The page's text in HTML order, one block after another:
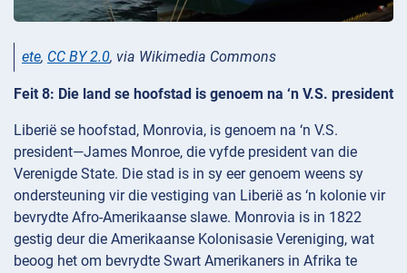
ete, CC BY 2.0, via Wikimedia Commons
Feit 8: Die land se hoofstad is genoem na ‘n V.S. president
Liberië se hoofstad, Monrovia, is genoem na ‘n V.S.
president—James Monroe, die vyfde president van die
Verenigde State. Die stad is in sy eer genoem weens sy
ondersteuning vir die vestiging van Liberië as ‘n kolonie vir
bevrydte Afro-Amerikaanse slawe. Monrovia is in 1822
gestig deur die Amerikaanse Kolonisasie Vereniging, wat
beoog het om bevrydte Swart Amerikaners in Afrika te